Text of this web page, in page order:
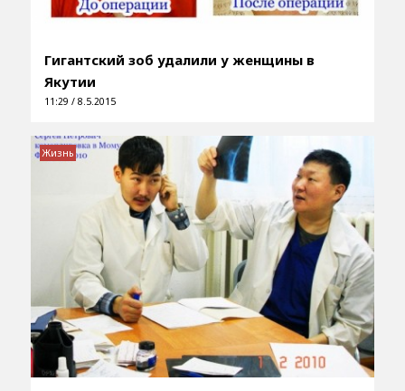
Гигантский зоб удалили у женщины в
Якутии
11:29 / 8.5.2015
Жизнь